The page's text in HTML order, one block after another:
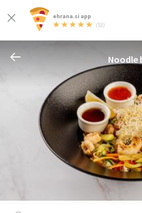
ehrana.si app
(53)
Noodle